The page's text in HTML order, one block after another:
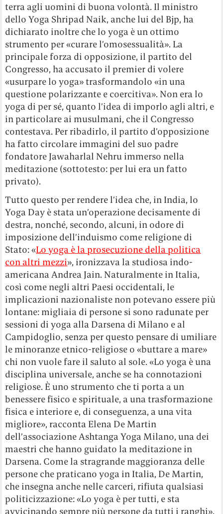
terra agli uomini di buona volontà. Il ministro
dello Yoga Shripad Naik, anche lui del Bjp, ha
dichiarato inoltre che lo yoga è un ottimo
strumento per «curare l’omosessualità». La
principale forza di opposizione, il partito del
Congresso, ha accusato il premier di volere
«usurpare lo yoga» trasformandolo «in una
questione polarizzante e coercitiva». Non era lo
yoga di per sé, quanto l’idea di imporlo agli altri, e
in particolare ai musulmani, che il Congresso
contestava. Per ribadirlo, il partito d’opposizione
ha fatto circolare immagini del suo padre
fondatore Jawaharlal Nehru immerso nella
meditazione (sottotesto: per lui era un fatto
privato).
Tutto questo per rendere l’idea che, in India, lo
Yoga Day è stata un’operazione decisamente di
destra, nonché, secondo, alcuni, in odore di
imposizione dell’induismo come religione di
Stato: «Lo yoga è la prosecuzione della politica
con altri mezzi», ironizzava la studiosa indo-
americana Andrea Jain. Naturalmente in Italia,
così come negli altri Paesi occidentali, le
implicazioni nazionaliste non potevano essere più
lontane: migliaia di persone si sono radunate per
sessioni di yoga alla Darsena di Milano e al
Campidoglio, senza per questo pensare di umiliare
le minoranze etnico-religiose o «buttare a mare»
chi non vuole fare il saluto al sole. «Lo yoga è una
disciplina universale, anche se ha connotazioni
religiose. È uno strumento che ti porta a un
benessere fisico e spirituale, a una trasformazione
fisica e interiore e, di conseguenza, a una vita
migliore», racconta Elena De Martin
dell’associazione Ashtanga Yoga Milano, una dei
maestri che hanno guidato la meditazione in
Darsena. Come la stragrande maggioranza delle
persone che praticano yoga in Italia, De Martin,
che insegna anche nelle carceri, rifiuta qualsiasi
politicizzazione: «Lo yoga è per tutti, e sta
avvicinando sempre più persone da tutti i ranghi».